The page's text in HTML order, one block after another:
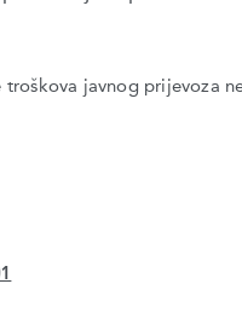
javnog prijevoza